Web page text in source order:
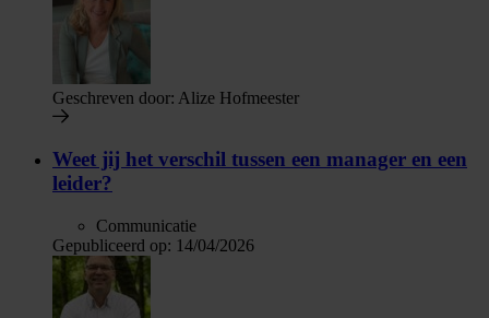
Geschreven door: Alize Hofmeester
Weet jij het verschil tussen een manager en een
leider?
Communicatie
Gepubliceerd op: 14/04/2026